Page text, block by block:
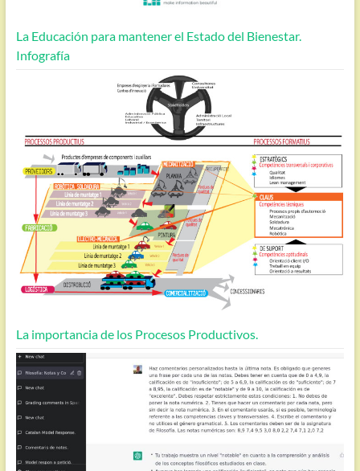
La Educación para mantener el Estado del Bienestar.
Infografía
La importancia de los Procesos Productivos.